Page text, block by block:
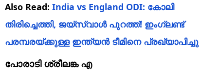
Also Read: India vs England ODI: കോലി
തിരിച്ചെത്തി, ജയ്‌സ്വാള്‍ പുറത്ത്! ഇംഗ്ലണ്ട്
പരമ്പരയ്ക്കുള്ള ഇന്ത്യന്‍ ടീമിനെ പ്രഖ്യാപിച്ചു
പോരാടി ശ്രീലങ്ക എ